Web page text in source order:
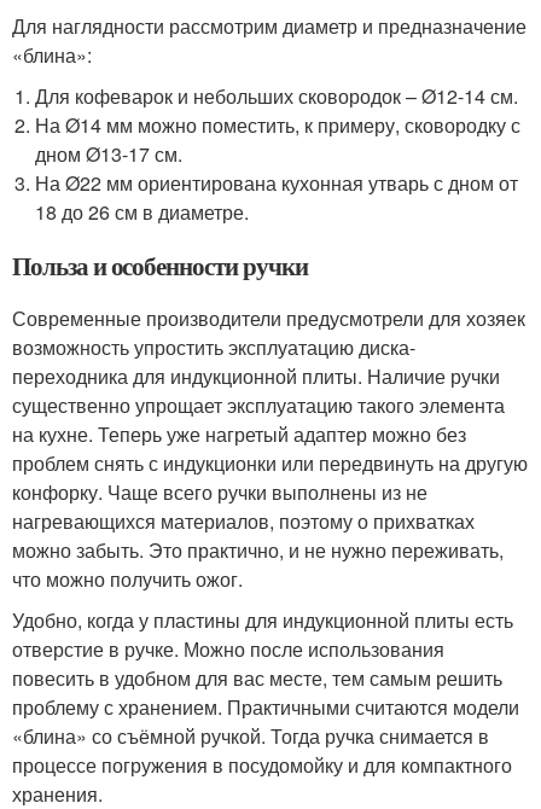
Для наглядности рассмотрим диаметр и предназначение
«блина»:
Для кофеварок и небольших сковородок – Ø12-14 см.
На Ø14 мм можно поместить, к примеру, сковородку с
дном Ø13-17 см.
На Ø22 мм ориентирована кухонная утварь с дном от
18 до 26 см в диаметре.
Польза и особенности ручки
Современные производители предусмотрели для хозяек
возможность упростить эксплуатацию диска-
переходника для индукционной плиты. Наличие ручки
существенно упрощает эксплуатацию такого элемента
на кухне. Теперь уже нагретый адаптер можно без
проблем снять с индукционки или передвинуть на другую
конфорку. Чаще всего ручки выполнены из не
нагревающихся материалов, поэтому о прихватках
можно забыть. Это практично, и не нужно переживать,
что можно получить ожог.
Удобно, когда у пластины для индукционной плиты есть
отверстие в ручке. Можно после использования
повесить в удобном для вас месте, тем самым решить
проблему с хранением. Практичными считаются модели
«блина» со съёмной ручкой. Тогда ручка снимается в
процессе погружения в посудомойку и для компактного
хранения.